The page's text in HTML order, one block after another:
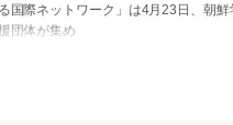
国際ネットワーク」は4月23日、朝
団体が集め